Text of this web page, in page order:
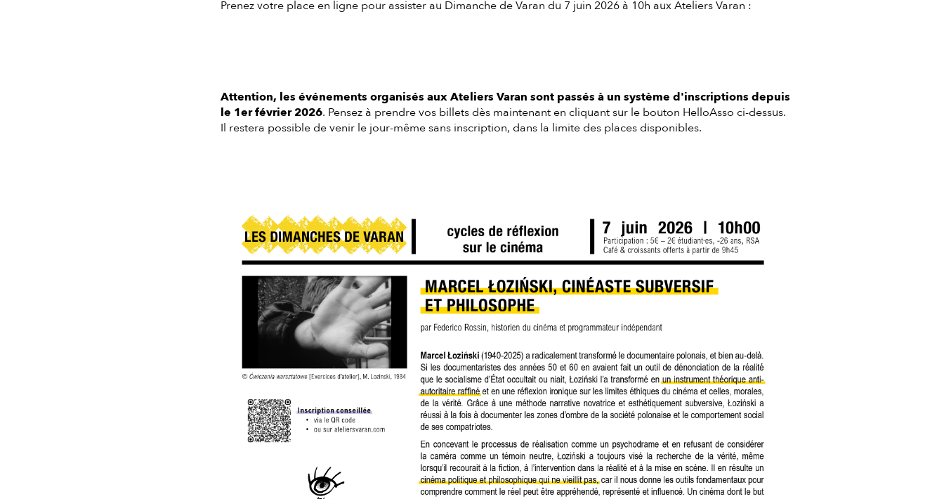
Prenez votre place en ligne pour assister au Dimanche de Varan du 7 juin 2026 à 10h aux Ateliers Varan :
Attention, les événements organisés aux Ateliers Varan sont passés à un système d'inscriptions depuis
le 1er février 2026. Pensez à prendre vos billets dès maintenant en cliquant sur le bouton HelloAsso ci-dessus.
Il restera possible de venir le jour-même sans inscription, dans la limite des places disponibles.